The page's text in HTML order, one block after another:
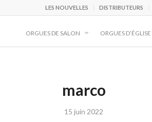
LES NOUVELLES DISTRIBUTEURS
ORGUES DE SALON ORGUES
marco
15 juin 2022